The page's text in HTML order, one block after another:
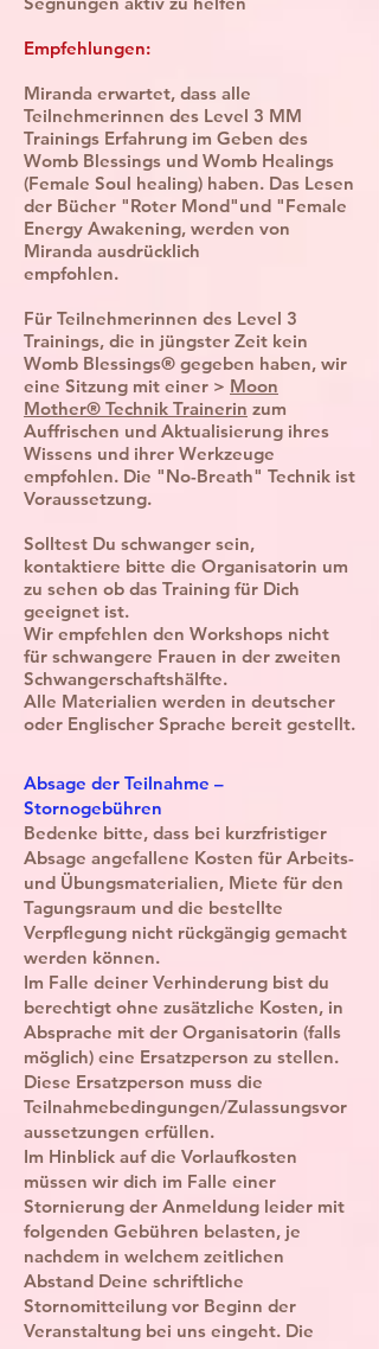
Empfehlungen:
Miranda erwartet, dass alle
Teilnehmerinnen des Level 3 MM
Trainings Erfahrung im Geben des
Womb Blessings und Womb Healings
(Female Soul healing) haben. Das Lesen
der Bücher "Roter Mond"und "Female
Energy Awakening, werden von
Miranda ausdrücklich
empfohlen.
Für Teilnehmerinnen des Level 3
Trainings, die in jüngster Zeit kein
Womb Blessings® gegeben haben, wir
eine Sitzung mit einer > Moon
Mother® Technik Trainerin zum
Auffrischen und Aktualisierung ihres
Wissens und ihrer Werkzeuge
empfohlen. Die "No-Breath" Technik ist
Voraussetzung.
Solltest Du schwanger sein,
kontaktiere bitte die Organisatorin um
zu sehen ob das Training für Dich
geeignet ist.
Wir empfehlen den Workshops nicht
für schwangere Frauen in der zweiten
Schwangerschaftshälfte.
Alle Materialien werden in deutscher
oder Englischer Sprache bereit gestellt.
Absage der Teilnahme –
Stornogebühren
Bedenke bitte, dass bei kurzfristiger
Absage angefallene Kosten für Arbeits-
und Übungsmaterialien, Miete für den
Tagungsraum und die bestellte
Verpflegung nicht rückgängig gemacht
werden können.
Im Falle deiner Verhinderung bist du
berechtigt ohne zusätzliche Kosten, in
Absprache mit der Organisatorin (falls
möglich) eine Ersatzperson zu stellen.
Diese Ersatzperson muss die
Teilnahmebedingungen/Zulassungsvor
aussetzungen erfüllen.
Im Hinblick auf die Vorlaufkosten
müssen wir dich im Falle einer
Stornierung der Anmeldung leider mit
folgenden Gebühren belasten, je
nachdem in welchem zeitlichen
Abstand Deine schriftliche
Stornomitteilung vor Beginn der
Veranstaltung bei uns eingeht. Die